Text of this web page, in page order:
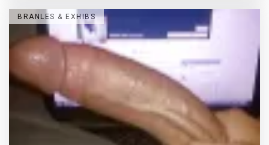
BRANLES & EXHIBS